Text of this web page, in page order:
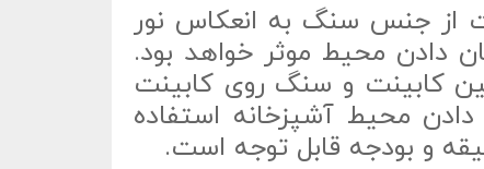
از جنس سنگ به انعکاس نور
دادن محیط موثر خواهد بود.
کابینت و سنگ روی کابینت
محیط آشپزخانه استفاده
و بودجه قابل توجه است.